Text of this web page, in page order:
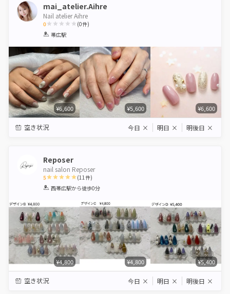
mai_atelier.Aihre
Nail atelier Aihre
0
1 2 3 4
(0件)
帯広駅
¥6,600 ¥5,600 ¥6,600
空き状況 今日 × 明日 × 明後日 ×
Reposer
nail salon Reposer
5
1 2 3 4 5
(11件)
西帯広駅から徒歩0分
¥4,800 ¥4,800 ¥5,400
空き状況 今日 × 明日 × 明後日 ×